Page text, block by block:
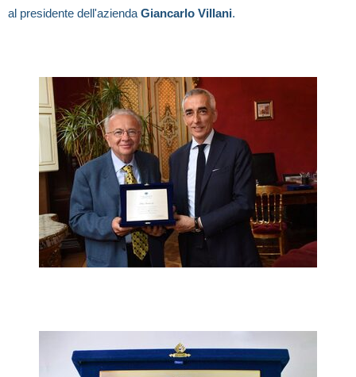
al presidente dell'azienda Giancarlo Villani.